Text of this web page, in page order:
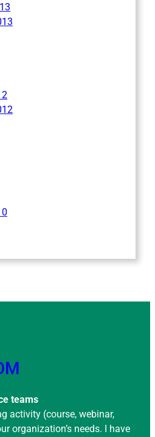
teams
activity (course, webinar,
organization’s needs. I have